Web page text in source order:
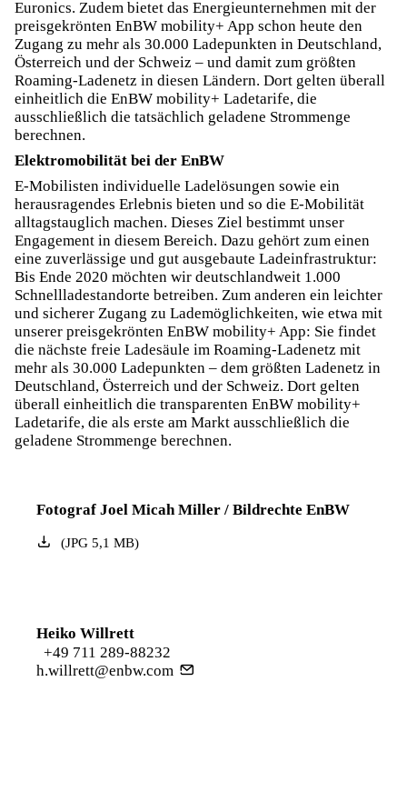
Euronics. Zudem bietet das Energieunternehmen mit der
preisgekrönten EnBW mobility+ App schon heute den
Zugang zu mehr als 30.000 Ladepunkten in Deutschland,
Österreich und der Schweiz – und damit zum größten
Roaming-Ladenetz in diesen Ländern. Dort gelten überall
einheitlich die EnBW mobility+ Ladetarife, die
ausschließlich die tatsächlich geladene Strommenge
berechnen.
Elektromobilität bei der EnBW
E-Mobilisten individuelle Ladelösungen sowie ein
herausragendes Erlebnis bieten und so die E-Mobilität
alltagstauglich machen. Dieses Ziel bestimmt unser
Engagement in diesem Bereich. Dazu gehört zum einen
eine zuverlässige und gut ausgebaute Ladeinfrastruktur:
Bis Ende 2020 möchten wir deutschlandweit 1.000
Schnellladestandorte betreiben. Zum anderen ein leichter
und sicherer Zugang zu Lademöglichkeiten, wie etwa mit
unserer preisgekrönten EnBW mobility+ App: Sie findet
die nächste freie Ladesäule im Roaming-Ladenetz mit
mehr als 30.000 Ladepunkten – dem größten Ladenetz in
Deutschland, Österreich und der Schweiz. Dort gelten
überall einheitlich die transparenten EnBW mobility+
Ladetarife, die als erste am Markt ausschließlich die
geladene Strommenge berechnen.
Fotograf Joel Micah Miller / Bildrechte EnBW
(JPG5,1 MB)
Heiko Willrett
+49 711 289-88232
h.willrett@enbw.com